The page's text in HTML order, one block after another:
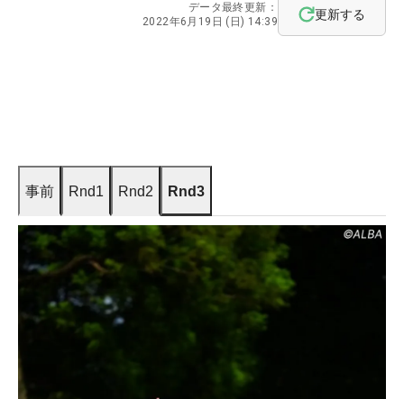
データ最終更新：
2022年6月19日 (日) 14:39
更新する
事前 Rnd1 Rnd2 Rnd3